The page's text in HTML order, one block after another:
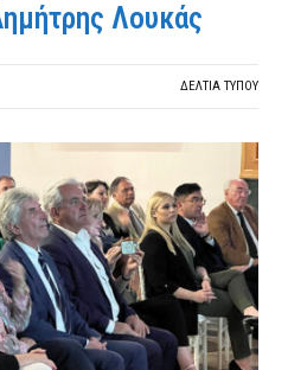
Λουκάς
ΔΕΛΤΙΑ ΤΥΠΟΥ